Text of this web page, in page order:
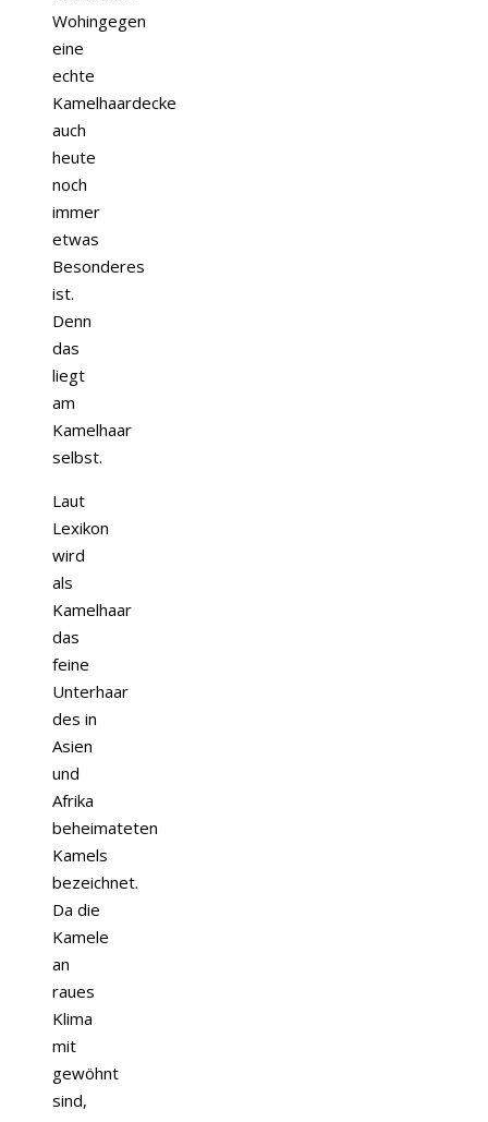
Wohingegen
eine
echte
Kamelhaardecke
auch
heute
noch
immer
etwas
Besonderes
ist.
Denn
das
liegt
am
Kamelhaar
selbst.
Laut
Lexikon
wird
als
Kamelhaar
das
feine
Unterhaar
des in
Asien
und
Afrika
beheimateten
Kamels
bezeichnet.
Da die
Kamele
an
raues
Klima
mit
gewöhnt
sind,